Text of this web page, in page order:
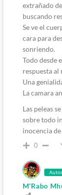
extrañado
buscando
Se ve el
cara para
sonriendo.
Todo desde
respuesta al
Una
La camara
Las peleas
sobre todo
inocencia
0
Autor
M'Rabo